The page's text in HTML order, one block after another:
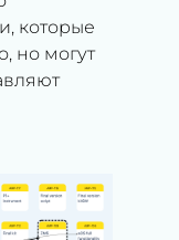
которые
но могут